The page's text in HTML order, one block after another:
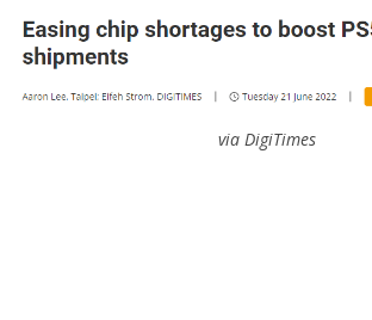
via DigiTimes